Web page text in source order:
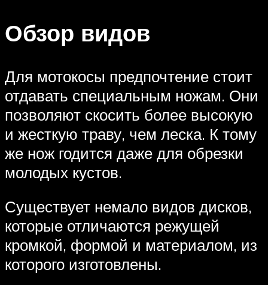
Обзор видов
Для мотокосы предпочтение стоит
отдавать специальным ножам. Они
позволяют скосить более высокую
и жесткую траву, чем леска. К тому
же нож годится даже для обрезки
молодых кустов.
Существует немало видов дисков,
которые отличаются режущей
кромкой, формой и материалом, из
которого изготовлены.